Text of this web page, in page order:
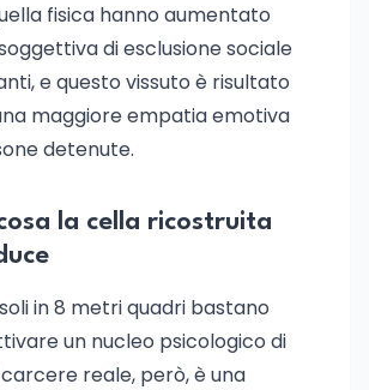
fisica hanno aumentato
di esclusione sociale
e questo vissuto è risultato
maggiore empatia emotiva
detenute.
la cella ricostruita
in 8 metri quadri bastano
un nucleo psicologico di
reale, però, è una